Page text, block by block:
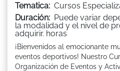
Tematica: Cursos
Duración: Puede variar
la modalidad y el nivel de
adquirir. horas
¡Bienvenidos al emocionante
eventos deportivos! Nuestro
Organización de Eventos y